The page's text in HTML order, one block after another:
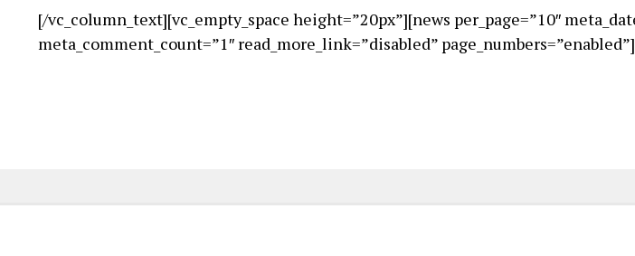
[/vc_column_text][vc_empty_space height=”20px”][news per_page=”10″
meta_comment_count=”1″ read_more_link=”disabled”